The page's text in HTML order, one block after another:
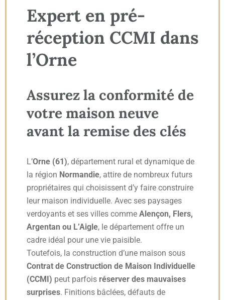
Expert en pré-
réception CCMI dans
l’Orne
Assurez la conformité de
votre maison neuve
avant la remise des clés
L’Orne (61), département rural et dynamique de
la région Normandie, attire de nombreux futurs
propriétaires qui choisissent d’y faire construire
leur maison individuelle. Avec ses paysages
verdoyants et ses villes comme Alençon, Flers,
Argentan ou L’Aigle, le département offre un
cadre idéal pour une vie paisible.
Toutefois, la construction d’une maison sous
Contrat de Construction de Maison Individuelle
(CCMI) peut parfois réserver des mauvaises
surprises. Finitions bâclées, défauts de